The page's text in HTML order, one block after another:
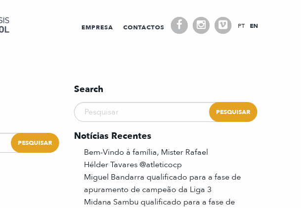
EMPRESA CONTACTOS PT EN
Search
Notícias Recentes
Bem-Vindo à família, Mister Rafael
Hélder Tavares @atleticocp
Miguel Bandarra qualificado para a fase de
apuramento de campeão da Liga 3
Midana Sambu qualificado para a fase de